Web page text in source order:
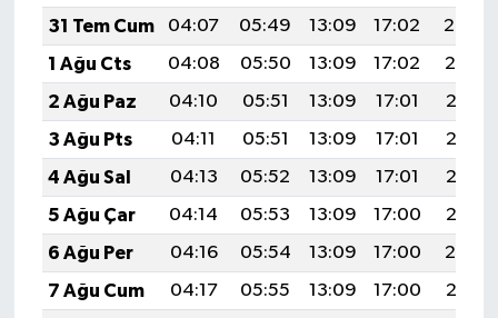
31 Tem Cum
04:07 05:49 13:09 17:02
20:20
1 Ağu Cts
04:08 05:50 13:09 17:02
20:19
2 Ağu Paz
04:10 05:51 13:09 17:01
20:18
3 Ağu Pts
04:11 05:51 13:09 17:01
20:17
4 Ağu Sal
04:13 05:52 13:09 17:01
20:16
5 Ağu Çar
04:14 05:53 13:09 17:00
20:15
6 Ağu Per
04:16 05:54 13:09 17:00
20:14
7 Ağu Cum
04:17 05:55 13:09 17:00
20:12